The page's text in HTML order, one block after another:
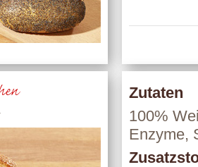
Zutaten
100%
Enzyme,